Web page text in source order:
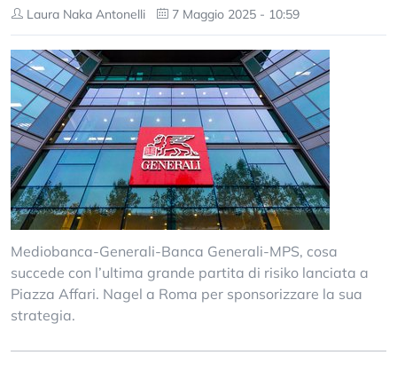
Laura Naka Antonelli 7 Maggio 2025 - 10:59
Mediobanca-Generali-Banca Generali-MPS, cosa
succede con l’ultima grande partita di risiko lanciata a
Piazza Affari. Nagel a Roma per sponsorizzare la sua
strategia.